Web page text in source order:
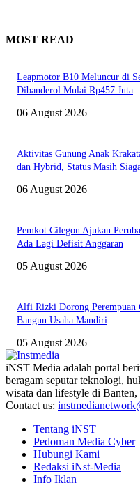
MOST READ
Leapmotor B10 Meluncur di
Dibanderol Mulai Rp457 Juta
06 August 2026
Aktivitas Gunung Anak
dan Hybrid, Status Masih
06 August 2026
Pemkot Cilegon Ajukan
Ada Lagi Defisit Anggaran
05 August 2026
Alfi Rizki Dorong Perempuan
Bangun Usaha Mandiri
05 August 2026
iNST Media adalah portal
beragam seputar teknologi,
wisata dan lifestyle di
Contact us:
Tentang iNST
Pedoman Media Cyber
Hubungi Kami
Redaksi iNst-Media
Info Iklan